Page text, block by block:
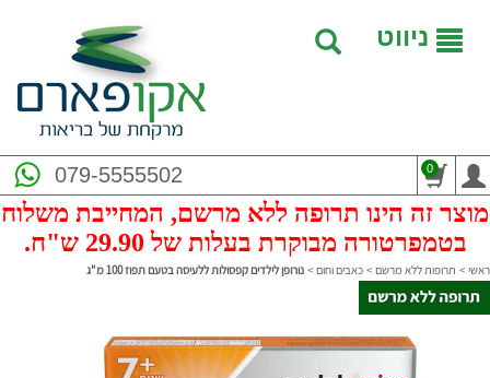
ניווט
079-5555502 0
מוצר זה הינו תרופה ללא מרשם, המחייבת משלוח
בטמפרטורה מבוקרת בעלות של 29.90 ש"ח.
ראשי > תרופות ללא מרשם > כאבים וחום > נורופן לילדים קפסולות ללעיסה בטעם תפוז 100 מ"ג